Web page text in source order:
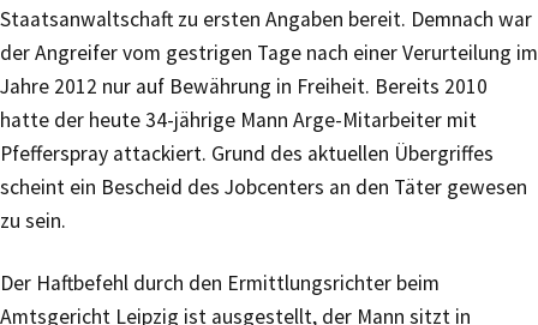
Staatsanwaltschaft zu ersten Angaben bereit. Demnach war
der Angreifer vom gestrigen Tage nach einer Verurteilung im
Jahre 2012 nur auf Bewährung in Freiheit. Bereits 2010
hatte der heute 34-jährige Mann Arge-Mitarbeiter mit
Pfefferspray attackiert. Grund des aktuellen Übergriffes
scheint ein Bescheid des Jobcenters an den Täter gewesen
zu sein.
Der Haftbefehl durch den Ermittlungsrichter beim
Amtsgericht Leipzig ist ausgestellt, der Mann sitzt in